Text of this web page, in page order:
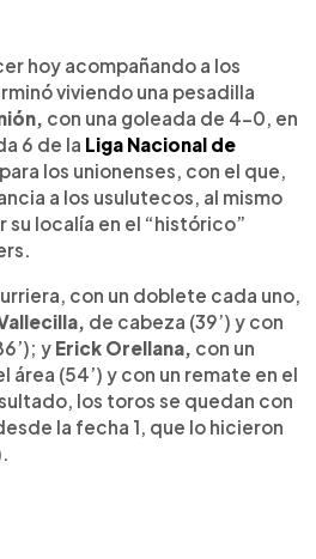
hoy acompañando a los
viviendo una pesadilla
con una goleada de 4-0, en
6 de la Liga Nacional de
los unionenses, con el que,
a los usulutecos, al mismo
su localía en el “histórico”
con un doblete cada uno,
de cabeza (39’) y con
y Erick Orellana, con un
(54’) y con un remate en el
los toros se quedan con
la fecha 1, que lo hicieron